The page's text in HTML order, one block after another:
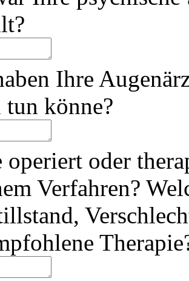
Ihre
tun könne?
operiert oder
Verfahren?